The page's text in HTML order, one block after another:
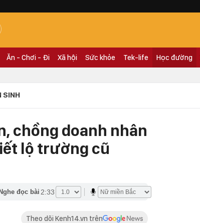
Ăn - Chơi - Đi Xã hội Sức khỏe Tek-life Học đường
SINH
chồng doanh nhân
lộ trường cũ
Nghe đọc bài 2:33
Theo dõi Kenh14.vn trên